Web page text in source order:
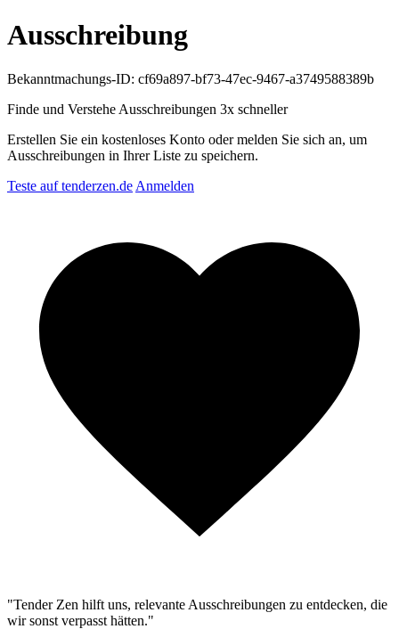
Ausschreibung
Bekanntmachungs-ID: cf69a897-bf73-47ec-9467-a3749588389b
Finde und Verstehe Ausschreibungen 3x schneller
Erstellen Sie ein kostenloses Konto oder melden Sie sich an, um
Ausschreibungen in Ihrer Liste zu speichern.
Teste auf tenderzen.de Anmelden
"Tender Zen hilft uns, relevante Ausschreibungen zu entdecken, die
wir sonst verpasst hätten."